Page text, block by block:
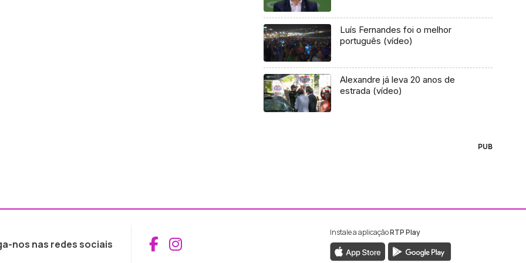
Luís Fernandes foi o melhor
português (vídeo)
Alexandre já leva 20 anos de
estrada (vídeo)
PUB
nos nas redes sociais Aceder ao Facebook da RTP Madeira
Aceder ao Instagram da RTP Madeira
Instale a aplicaçãoRTP Play